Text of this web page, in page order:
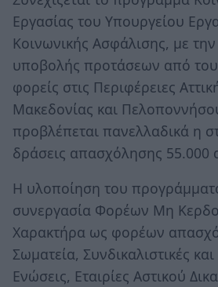
Εργασίας του Υπουργείου
Κοινωνικής Ασφάλισης, με
υποβολής προτάσεων από
φορείς στις Περιφέρειες
Μακεδονίας και
προβλέπεται πανελλαδικά η
δράσεις απασχόλησης
Η υλοποίηση του
συνεργασία Φορέων Μη
Χαρακτήρα ως φορέων
Σωματεία, Συνδικαλιστικές
Ενώσεις, Εταιρίες Αστικού